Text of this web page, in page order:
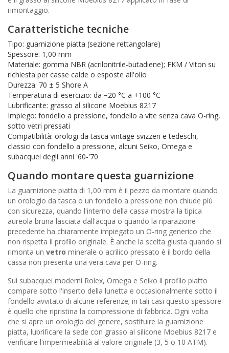
rimontaggio.
Caratteristiche tecniche
Tipo: guarnizione piatta (sezione rettangolare)
Spessore: 1,00 mm
Materiale: gomma NBR (acrilonitrile-butadiene); FKM / Viton su
richiesta per casse calde o esposte all'olio
Durezza: 70 ± 5 Shore A
Temperatura di esercizio: da −20 °C a +100 °C
Lubrificante: grasso al silicone Moebius 8217
Impiego: fondello a pressione, fondello a vite senza cava O-ring,
sotto vetri pressati
Compatibilità: orologi da tasca vintage svizzeri e tedeschi,
classici con fondello a pressione, alcuni Seiko, Omega e
subacquei degli anni '60-'70
Quando montare questa guarnizione
La guarnizione piatta di 1,00 mm è il pezzo da montare quando
un orologio da tasca o un fondello a pressione non chiude più
con sicurezza, quando l'interno della cassa mostra la tipica
aureola bruna lasciata dall'acqua o quando la riparazione
precedente ha chiaramente impiegato un O-ring generico che
non rispetta il profilo originale. È anche la scelta giusta quando si
rimonta un vetro minerale o acrilico pressato è il bordo della
cassa non presenta una vera cava per O-ring.
Sui subacquei moderni Rolex, Omega e Seiko il profilo piatto
compare sotto l'inserto della lunetta e occasionalmente sotto il
fondello avvitato di alcune referenze; in tali casi questo spessore
è quello che ripristina la compressione di fabbrica. Ogni volta
che si apre un orologio del genere, sostituire la guarnizione
piatta, lubrificare la sede con grasso al silicone Moebius 8217 e
verificare l'impermeabilità al valore originale (3, 5 o 10 ATM).